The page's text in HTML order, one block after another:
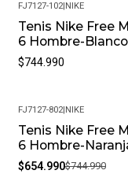
FJ7127-102| NIKE
Tenis Nike Free
6 Hombre-Blanco
$744.990
-12%
FJ7127-802|NIKE
Tenis Nike Free
6 Hombre-
$654.990$744.990